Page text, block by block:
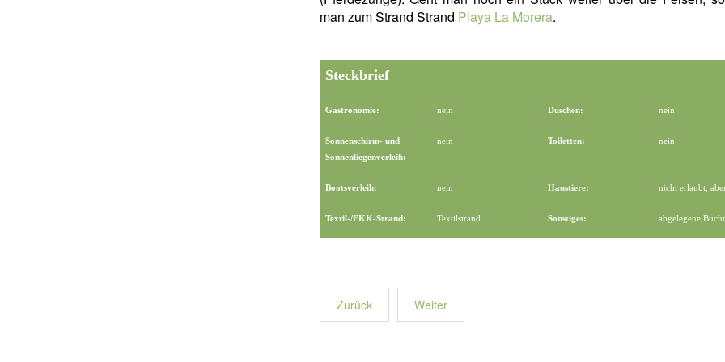
man zum Strand Strand Playa La Morera.
Steckbrief
Gastronomie: nein Duschen: nein
Sonnenschirm- und
Sonnenliegenverleih:
nein Toiletten: nein
Bootsverleih: nein Haustiere: nicht erlaubt,
Textil-/FKK-Strand: Textilstrand Sonstiges: abgelegene Bucht
Zurück Weiter